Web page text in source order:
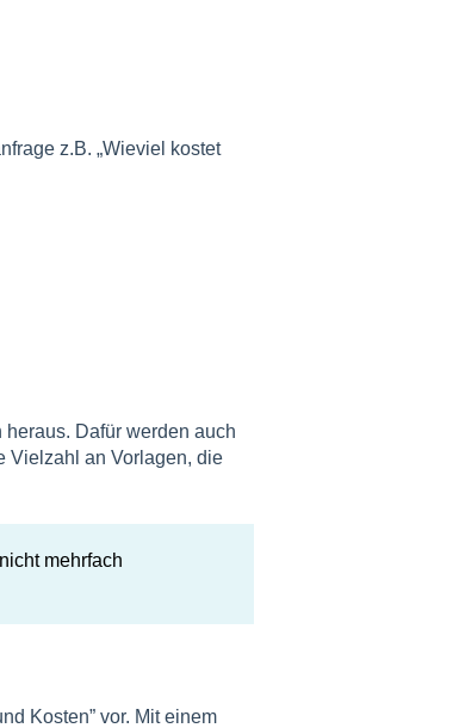
z.B. „Wieviel kostet
Dafür werden auch
Vielzahl an Vorlagen, die
mehrfach
Kosten” vor. Mit einem